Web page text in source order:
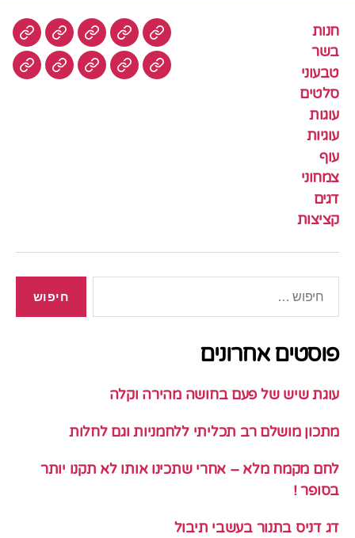
חנות
בשר
טבעוני
סלטים
עוגות
עוגיות
עוף
צמחוני
דגים
קציצות
חנות בשר טבעוניסלטים
עוגיותעוף צמחונידגים
פוסטים אחרונים
עוגת שיש של פעם בחושה מהירה וקלה
מתכון מושלם רב תכליתי ללחמניות וגם לחלות
לחם מקמח מלא – אחרי שתכינו אותו לא תקנו יותר
בסופר !
דג דניס בתנור בעשבי תיבול